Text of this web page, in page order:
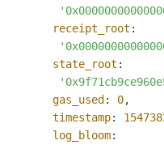
receipt_root :
state_root :
gas_used : 0,
timestamp:
log_bloom: